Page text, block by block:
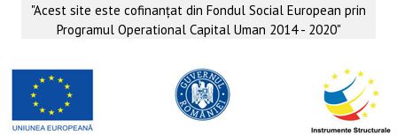
"Acest site este cofinanţat din Fondul Social European prin
Programul Operational Capital Uman 2014 - 2020"